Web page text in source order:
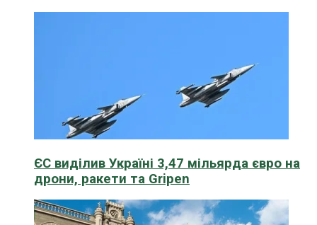
ЄС виділив Україні 3,47 мільярда євро на
дрони, ракети та Gripen